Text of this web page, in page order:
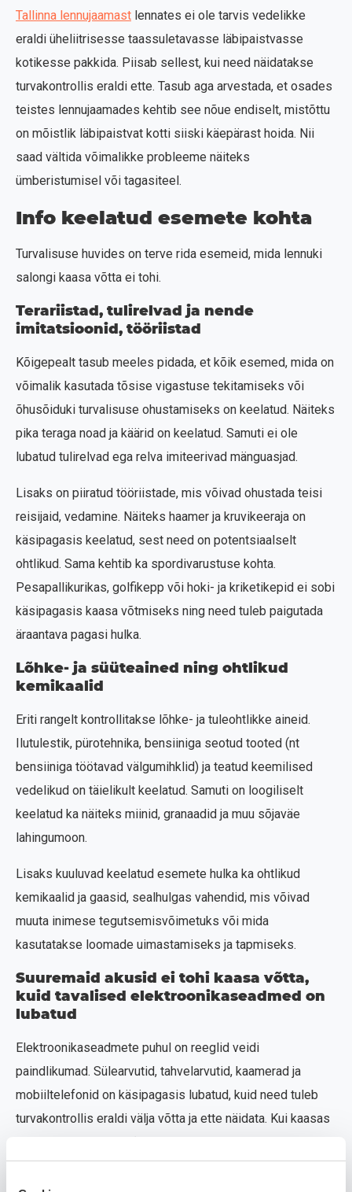
Tallinna lennujaamast lennates ei ole tarvis vedelikke
eraldi üheliitrisesse taassuletavasse läbipaistvasse
kotikesse pakkida. Piisab sellest, kui need näidatakse
turvakontrollis eraldi ette. Tasub aga arvestada, et osades
teistes lennujaamades kehtib see nõue endiselt, mistõttu
on mõistlik läbipaistvat kotti siiski käepärast hoida. Nii
saad vältida võimalikke probleeme näiteks
ümberistumisel või tagasiteel.
Info keelatud esemete kohta
Turvalisuse huvides on terve rida esemeid, mida lennuki
salongi kaasa võtta ei tohi.
Terariistad, tulirelvad ja nende
imitatsioonid, tööriistad
Kõigepealt tasub meeles pidada, et kõik esemed, mida on
võimalik kasutada tõsise vigastuse tekitamiseks või
õhusõiduki turvalisuse ohustamiseks on keelatud. Näiteks
pika teraga noad ja käärid on keelatud. Samuti ei ole
lubatud tulirelvad ega relva imiteerivad mänguasjad.
Lisaks on piiratud tööriistade, mis võivad ohustada teisi
reisijaid, vedamine. Näiteks haamer ja kruvikeeraja on
käsipagasis keelatud, sest need on potentsiaalselt
ohtlikud. Sama kehtib ka spordivarustuse kohta.
Pesapallikurikas, golfikepp või hoki- ja kriketikepid ei sobi
käsipagasis kaasa võtmiseks ning need tuleb paigutada
äraantava pagasi hulka.
Lõhke- ja süüteained ning ohtlikud
kemikaalid
Eriti rangelt kontrollitakse lõhke- ja tuleohtlikke aineid.
Ilutulestik, pürotehnika, bensiiniga seotud tooted (nt
bensiiniga töötavad välgumihklid) ja teatud keemilised
vedelikud on täielikult keelatud. Samuti on loogiliselt
keelatud ka näiteks miinid, granaadid ja muu sõjaväe
lahingumoon.
Lisaks kuuluvad keelatud esemete hulka ka ohtlikud
kemikaalid ja gaasid, sealhulgas vahendid, mis võivad
muuta inimese tegutsemisvõimetuks või mida
kasutatakse loomade uimastamiseks ja tapmiseks.
Suuremaid akusid ei tohi kaasa võtta,
kuid tavalised elektroonikaseadmed on
lubatud
Elektroonikaseadmete puhul on reeglid veidi
paindlikumad. Sülearvutid, tahvelarvutid, kaamerad ja
mobiiltelefonid on käsipagasis lubatud, kuid need tuleb
turvakontrollis eraldi välja võtta ja ette näidata. Kui kaasas
on suurem akupank või liitium-ioonaku, tasub eelnevalt
lennufirma reegleid kontrollida, sest üle teatud